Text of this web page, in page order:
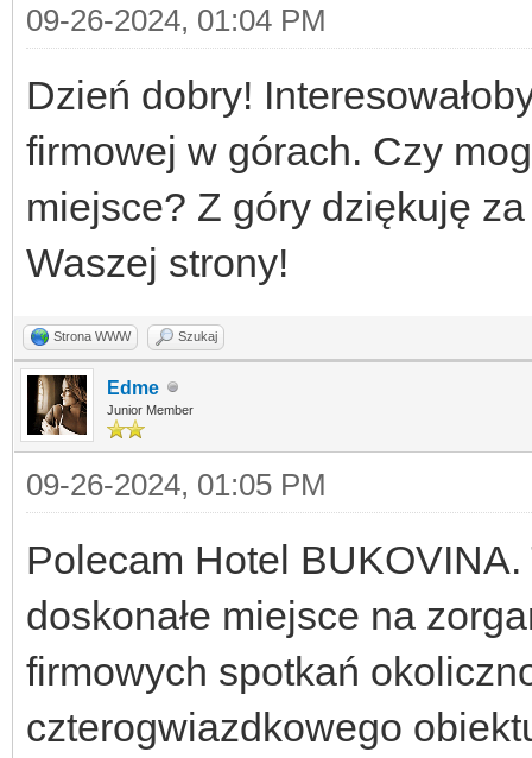
09-26-2024, 01:04 PM
Dzień dobry!
firmowej w górach. Czy
miejsce? Z góry dziękuję
Waszej strony!
Strona WWW Szukaj
Edme
Junior Member
09-26-2024, 01:05 PM
Polecam Hotel
doskonałe miejsce na
firmowych spotkań
czterogwiazdkowego